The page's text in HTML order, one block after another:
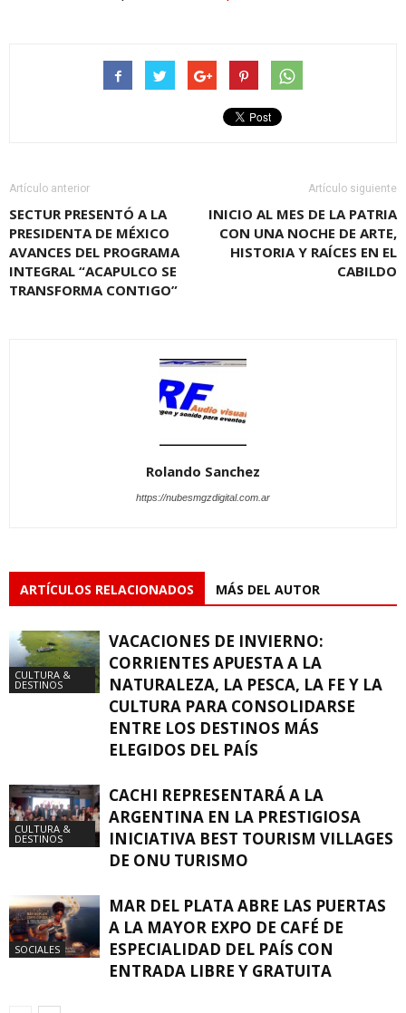
Artículo anterior
SECTUR PRESENTÓ A LA
PRESIDENTA DE MÉXICO
AVANCES DEL PROGRAMA
INTEGRAL “ACAPULCO SE
TRANSFORMA CONTIGO”
Artículo siguiente
INICIO AL MES DE LA PATRIA
CON UNA NOCHE DE ARTE,
HISTORIA Y RAÍCES EN EL
CABILDO
Rolando Sanchez
https://nubesmgzdigital.com.ar
ARTÍCULOS RELACIONADOS MÁS DEL AUTOR
CULTURA &
DESTINOS
VACACIONES DE INVIERNO:
CORRIENTES APUESTA A LA
NATURALEZA, LA PESCA, LA FE Y LA
CULTURA PARA CONSOLIDARSE
ENTRE LOS DESTINOS MÁS
ELEGIDOS DEL PAÍS
CULTURA &
DESTINOS
CACHI REPRESENTARÁ A LA
ARGENTINA EN LA PRESTIGIOSA
INICIATIVA BEST TOURISM VILLAGES
DE ONU TURISMO
SOCIALES
MAR DEL PLATA ABRE LAS PUERTAS
A LA MAYOR EXPO DE CAFÉ DE
ESPECIALIDAD DEL PAÍS CON
ENTRADA LIBRE Y GRATUITA